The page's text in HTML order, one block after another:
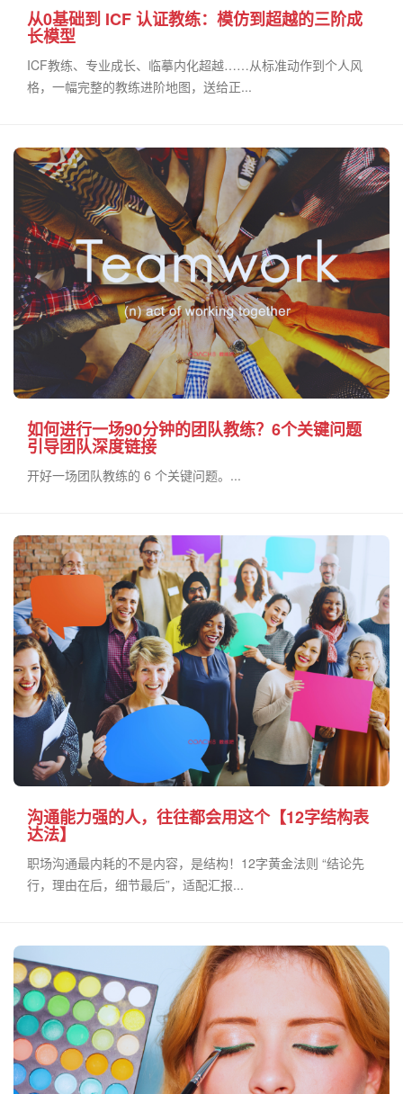
从0基础到 ICF 认证教练：模仿到超越的三阶成
长模型
ICF教练、专业成长、临摹内化超越……从标准动作到个人风
格，一幅完整的教练进阶地图，送给正...
如何进行一场90分钟的团队教练？6个关键问题
引导团队深度链接
开好一场团队教练的 6 个关键问题。...
沟通能力强的人，往往都会用这个【12字结构表
达法】
职场沟通最内耗的不是内容，是结构！12字黄金法则 “结论先
行，理由在后，细节最后”，适配汇报...